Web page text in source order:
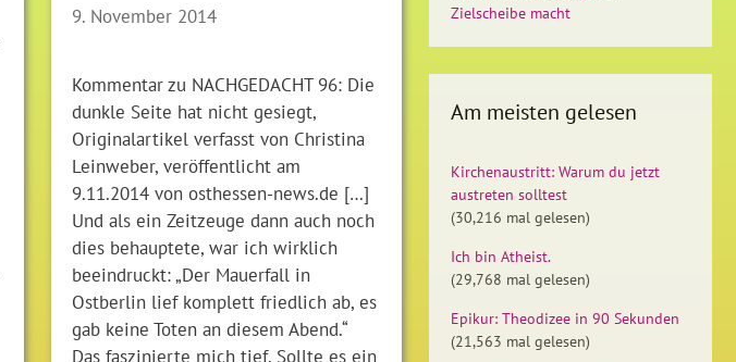
9. November 2014
Kommentar zu NACHGEDACHT 96: Die
dunkle Seite hat nicht gesiegt,
Originalartikel verfasst von Christina
Leinweber, veröffentlicht am
9.11.2014 von osthessen-news.de […]
Und als ein Zeitzeuge dann auch noch
dies behauptete, war ich wirklich
beeindruckt: „Der Mauerfall in
Ostberlin lief komplett friedlich ab, es
gab keine Toten an diesem Abend.“
Das faszinierte mich tief. Sollte es ein
Zielscheibe macht
Am meisten gelesen
Kirchenaustritt: Warum du jetzt
austreten solltest
(30,216 mal gelesen)
Ich bin Atheist.
(29,768 mal gelesen)
Epikur: Theodizee in 90 Sekunden
(21,563 mal gelesen)